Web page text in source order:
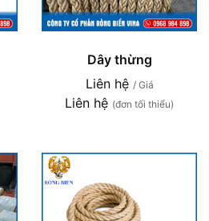
Dây thừng
Liên hệ / Giá
Liên hệ (đơn tối thiểu)